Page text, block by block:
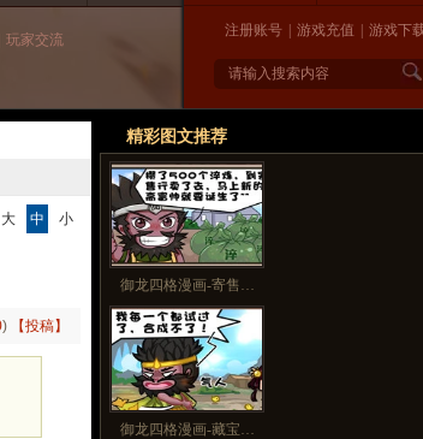
玩家交流
注册账号 游戏充值 游戏下
大 中 小
) 【投稿】
精彩图文推荐
更多>>
御龙四格漫画-寄售…
御龙四格漫画-藏宝…